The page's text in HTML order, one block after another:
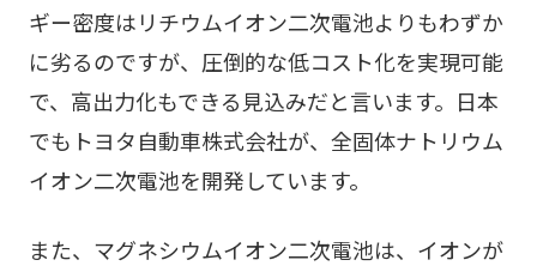
ギー密度はリチウムイオン二次電池よりもわずか
に劣るのですが、圧倒的な低コスト化を実現可能
で、高出力化もできる見込みだと言います。日本
でもトヨタ自動車株式会社が、全固体ナトリウム
イオン二次電池を開発しています。
また、マグネシウムイオン二次電池は、イオンが